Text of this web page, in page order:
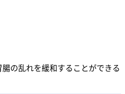
の乱れを緩和することができる